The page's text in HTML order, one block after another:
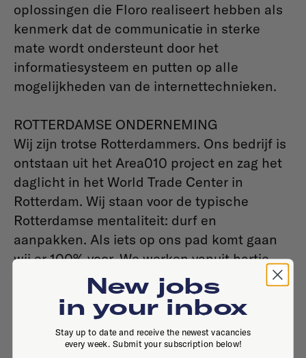
oplossingen die Floro realiseert hebben als
kenmerk dat de communicatie in sterke
mate wordt ondersteunt door het
informatiesysteem en putten op alle
mogelijkheden van de internettechnieken.
ROTTERDAMSE ONDERNEMING
Wij zijn trotse Rotterdammers. Ons bedrijf is
ontstaan uit het Area010 project en zag het
daglicht in het World Trade Center in
Rotterdam. Wij staan voor de typische
Rotterdamse mentaliteit: durf en
aanpakken. Als iets op ons pad komt gaan
wij er 100% voor. We werken vanuit hartje
Rotterdam op de Westblaak.
Contact
New jobs
in your inbox
Stay up to date and receive the newest vacancies
every week. Submit your subscription below!